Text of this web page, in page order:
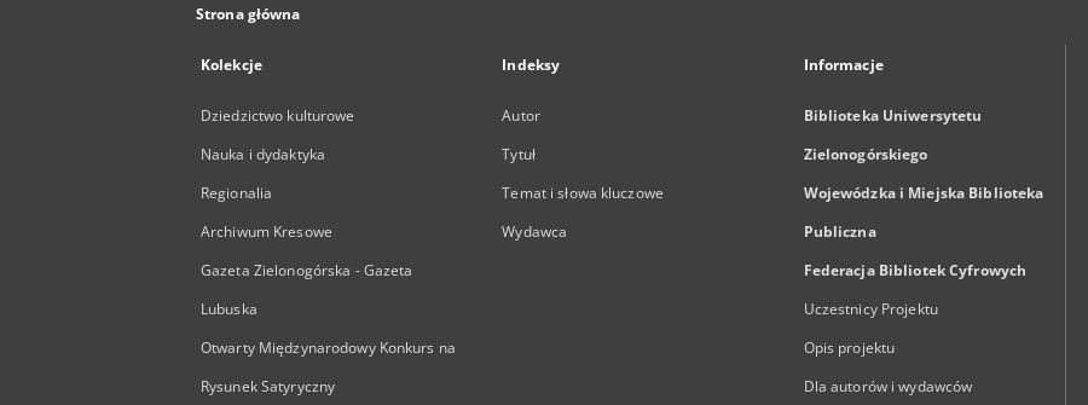
Strona główna
Kolekcje
Dziedzictwo kulturowe
Nauka i dydaktyka
Regionalia
Archiwum Kresowe
Gazeta Zielonogórska - Gazeta
Lubuska
Otwarty Międzynarodowy Konkurs na
Rysunek Satyryczny
Indeksy
Autor
Tytuł
Temat i słowa kluczowe
Wydawca
Informacje
Biblioteka Uniwersytetu
Zielonogórskiego
Wojewódzka i Miejska Biblioteka
Publiczna
Federacja Bibliotek Cyfrowych
Uczestnicy Projektu
Opis projektu
Dla autorów i wydawców